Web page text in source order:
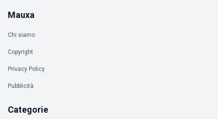
Mauxa
Chi siamo
Copyright
Privacy Policy
Pubblicità
Categorie